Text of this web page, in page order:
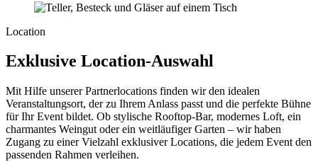
Location
Exklusive Location-Auswahl
Mit Hilfe unserer Partnerlocations finden wir den idealen
Veranstaltungsort, der zu Ihrem Anlass passt und die perfekte Bühne
für Ihr Event bildet. Ob stylische Rooftop-Bar, modernes Loft, ein
charmantes Weingut oder ein weitläufiger Garten – wir haben
Zugang zu einer Vielzahl exklusiver Locations, die jedem Event den
passenden Rahmen verleihen.